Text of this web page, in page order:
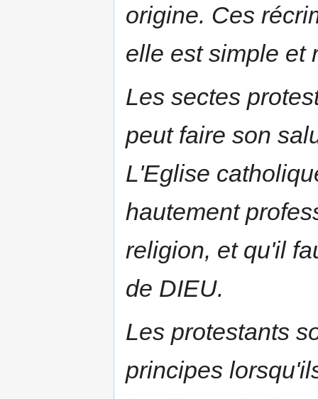
origine. Ces
elle est simple et
Les sectes
peut faire son
L'Eglise
hautement
religion, et qu'il
de DIEU.
Les protestants
principes